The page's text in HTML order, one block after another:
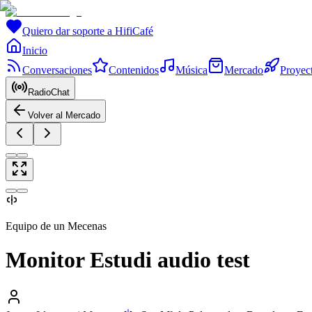
Quiero dar soporte a HifiCafé
Inicio
Conversaciones
Contenidos Música Mercado
RadioChat
Volver al Mercado
Equipo de un Mecenas
Monitor Estudi audio test